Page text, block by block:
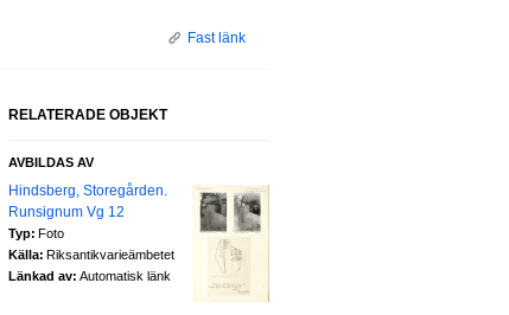
Fast länk
RELATERADE OBJEKT
AVBILDAS AV
Hindsberg, Storegården.
Runsignum Vg 12
Typ: Foto
Källa: Riksantikvarieämbetet
Länkad av: Automatisk länk